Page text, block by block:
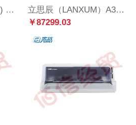
美松达（MAXSOUND) MS-550A智能封面打印机（不干胶标签打印，含可视化系统，国产适配）
立思辰（LANXUM）A3彩色多功能一体机GA9540cdn、数码复合机、打印机、打印/复印/扫描 【打印机】
￥87299.03